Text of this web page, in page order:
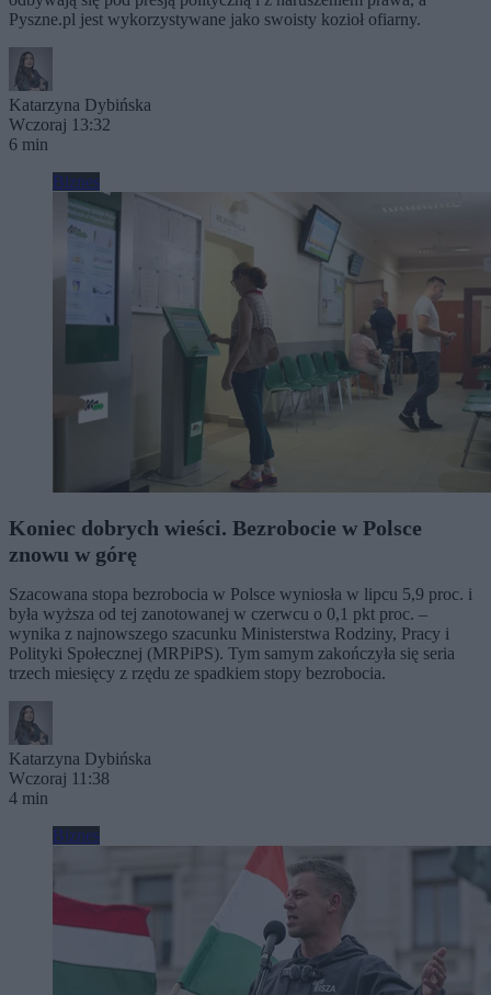
Pyszne.pl jest wykorzystywane jako swoisty kozioł ofiarny.
Katarzyna Dybińska
Wczoraj 13:32
6 min
Biznes
Koniec dobrych wieści. Bezrobocie w Polsce
znowu w górę
Szacowana stopa bezrobocia w Polsce wyniosła w lipcu 5,9 proc. i
była wyższa od tej zanotowanej w czerwcu o 0,1 pkt proc. –
wynika z najnowszego szacunku Ministerstwa Rodziny, Pracy i
Polityki Społecznej (MRPiPS). Tym samym zakończyła się seria
trzech miesięcy z rzędu ze spadkiem stopy bezrobocia.
Katarzyna Dybińska
Wczoraj 11:38
4 min
Biznes